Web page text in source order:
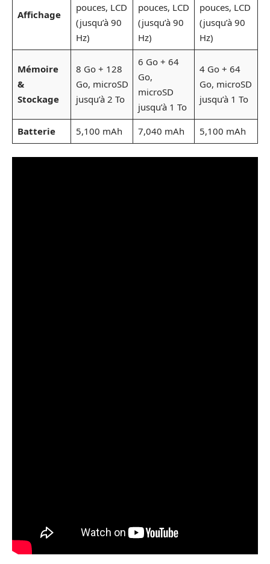
Affichage
pouces, LCD
(jusqu’à 90
Hz)
pouces, LCD
(jusqu’à 90
Hz)
pouces, LCD
(jusqu’à 90
Hz)
Mémoire
&
Stockage
8 Go + 128
Go, microSD
jusqu’à 2 To
6 Go + 64
Go,
microSD
jusqu’à 1 To
4 Go + 64
Go, microSD
jusqu’à 1 To
Batterie 5,100 mAh 7,040 mAh 5,100 mAh